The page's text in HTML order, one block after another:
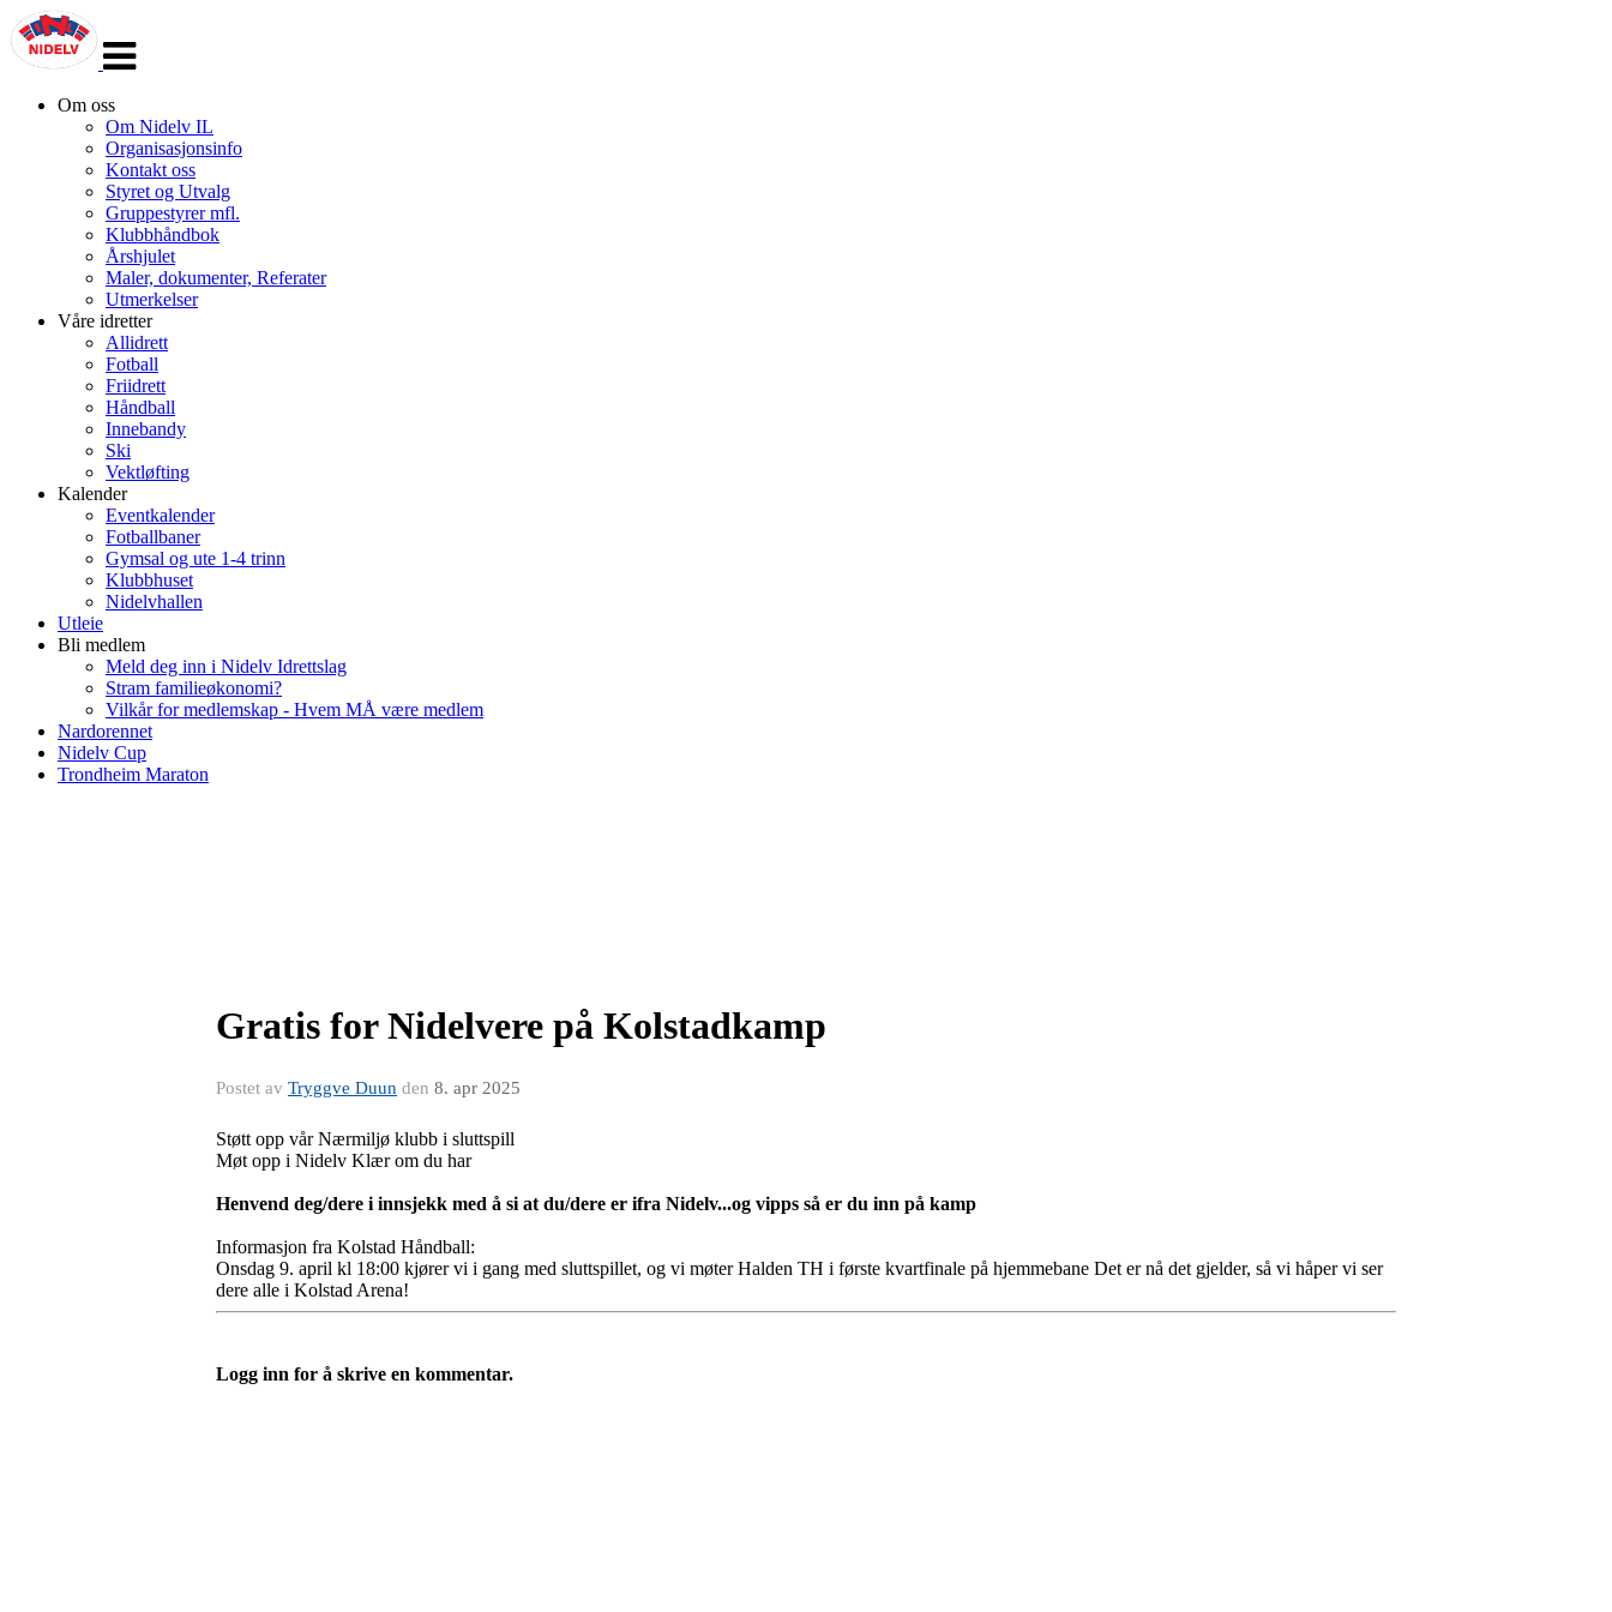
navigasjon
Om oss
Om Nidelv IL
Organisasjonsinfo
Kontakt oss
Styret og Utvalg
Gruppestyrer mfl.
Klubbhåndbok
Årshjulet
Maler, dokumenter, Referater
Utmerkelser
Våre idretter
Allidrett
Fotball
Friidrett
Håndball
Innebandy
Ski
Vektløfting
Kalender
Eventkalender
Fotballbaner
Gymsal og ute 1-4 trinn
Klubbhuset
Nidelvhallen
Utleie
Bli medlem
Meld deg inn i Nidelv Idrettslag
Stram familieøkonomi?
Vilkår for medlemskap - Hvem MÅ være medlem
Nardorennet
Nidelv Cup
Trondheim Maraton
Gratis for Nidelvere på Kolstadkamp
Postet av Tryggve Duun den 8. apr 2025
Støtt opp vår Nærmiljø klubb i sluttspill
Møt opp i Nidelv Klær om du har
Henvend deg/dere i innsjekk med å si at du/dere er ifra Nidelv...og vipps så er du inn på kamp
Informasjon fra Kolstad Håndball:
Onsdag 9. april kl 18:00 kjører vi i gang med sluttspillet, og vi møter Halden TH i første kvartfinale på hjemmebane Det er nå det gjelder, så vi håper vi ser
dere alle i Kolstad Arena!
Logg inn for å skrive en kommentar.